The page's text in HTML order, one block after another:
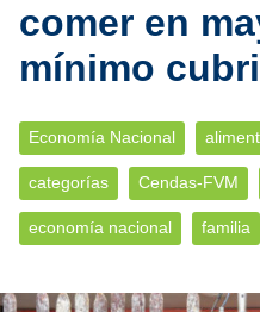
comer en
mínimo
Economía Nacional
categorías Cendas-FVM
economía nacional familia